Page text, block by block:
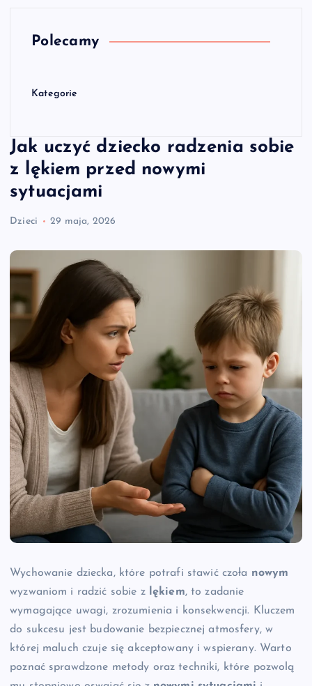
Polecamy
Kategorie
Jak uczyć dziecko radzenia sobie
z lękiem przed nowymi
sytuacjami
Dzieci 29 maja, 2026
Wychowanie dziecka, które potrafi stawić czoła nowym
wyzwaniom i radzić sobie z
lękiem, to zadanie
wymagające uwagi, zrozumienia i konsekwencji. Kluczem
do sukcesu jest budowanie bezpiecznej atmosfery, w
której maluch czuje się akceptowany i wspierany. Warto
poznać sprawdzone metody oraz techniki, które pozwolą